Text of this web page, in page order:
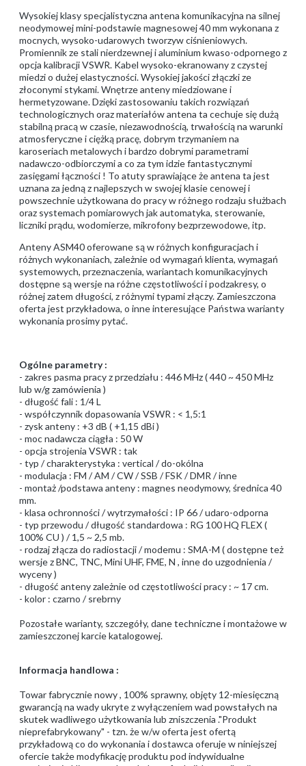
Wysokiej klasy specjalistyczna antena komunikacyjna na silnej
neodymowej mini-podstawie magnesowej 40 mm wykonana z
mocnych, wysoko-udarowych tworzyw ciśnieniowych.
Promiennik ze stali nierdzewnej i aluminium kwaso-odpornego z
opcja kalibracji VSWR. Kabel wysoko-ekranowany z czystej
miedzi o dużej elastyczności. Wysokiej jakości złączki ze
złoconymi stykami. Wnętrze anteny miedziowane i
hermetyzowane. Dzięki zastosowaniu takich rozwiązań
technologicznych oraz materiałów antena ta cechuje się dużą
stabilną pracą w czasie, niezawodnością, trwałością na warunki
atmosferyczne i ciężką pracę, dobrym trzymaniem na
karoseriach metalowych i bardzo dobrymi parametrami
nadawczo-odbiorczymi a co za tym idzie fantastycznymi
zasięgami łączności ! To atuty sprawiające że antena ta jest
uznana za jedną z najlepszych w swojej klasie cenowej i
powszechnie użytkowana do pracy w różnego rodzaju służbach
oraz systemach pomiarowych jak automatyka, sterowanie,
liczniki prądu, wodomierze, mikrofony bezprzewodowe, itp.
Anteny ASM40 oferowane są w różnych konfiguracjach i
różnych wykonaniach, zależnie od wymagań klienta, wymagań
systemowych, przeznaczenia, wariantach komunikacyjnych
dostępne są wersje na różne częstotliwości i podzakresy, o
różnej zatem długości, z różnymi typami złączy. Zamieszczona
oferta jest przykładowa, o inne interesujące Państwa warianty
wykonania prosimy pytać.
Ogólne parametry :
- zakres pasma pracy z przedziału : 446 MHz ( 440 ~ 450 MHz
lub w/g zamówienia )
- długość fali : 1/4 L
- współczynnik dopasowania VSWR : < 1,5:1
- zysk anteny : +3 dB ( +1,15 dBi )
- moc nadawcza ciągła : 50 W
- opcja strojenia VSWR : tak
- typ / charakterystyka : vertical / do-okólna
- modulacja : FM / AM / CW / SSB / FSK / DMR / inne
- montaż /podstawa anteny : magnes neodymowy, średnica 40
mm.
- klasa ochronności / wytrzymałości : IP 66 / udaro-odporna
- typ przewodu / długość standardowa : RG 100 HQ FLEX (
100% CU ) / 1,5 ~ 2,5 mb.
- rodzaj złącza do radiostacji / modemu : SMA-M ( dostępne też
wersje z BNC, TNC, Mini UHF, FME, N , inne do uzgodnienia /
wyceny )
- długość anteny zależnie od częstotliwości pracy : ~ 17 cm.
- kolor : czarno / srebrny
Pozostałe warianty, szczegóły, dane techniczne i montażowe w
zamieszczonej karcie katalogowej.
Informacja handlowa :
Towar fabrycznie nowy , 100% sprawny, objęty 12-miesięczną
gwarancją na wady ukryte z wyłączeniem wad powstałych na
skutek wadliwego użytkowania lub zniszczenia ."Produkt
nieprefabrykowany" - tzn. że w/w oferta jest ofertą
przykładową co do wykonania i dostawca oferuje w niniejszej
ofercie także modyfikację produktu pod indywidualne